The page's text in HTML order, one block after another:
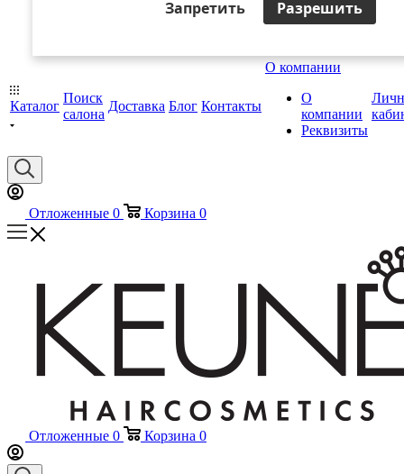
Запретить Разрешить
Каталог
Поиск
салона
Доставка Блог Контакты
О компании
О
компании
Реквизиты
Отложенные 0 Корзина 0
Отложенные 0 Корзина 0